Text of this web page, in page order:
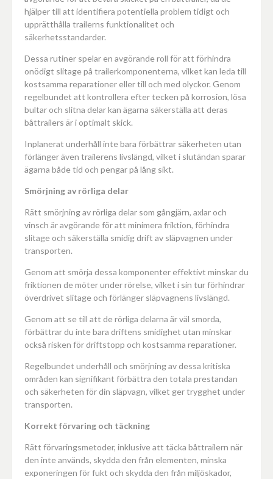
hjälper till att identifiera potentiella problem tidigt och
upprätthålla trailerns funktionalitet och
säkerhetsstandarder.
Dessa rutiner spelar en avgörande roll för att förhindra
onödigt slitage på trailerkomponenterna, vilket kan leda till
kostsamma reparationer eller till och med olyckor. Genom
regelbundet att kontrollera efter tecken på korrosion, lösa
bultar och slitna delar kan ägarna säkerställa att deras
båttrailers är i optimalt skick.
Inplanerat underhåll inte bara förbättrar säkerheten utan
förlänger även trailerens livslängd, vilket i slutändan sparar
ägarna både tid och pengar på lång sikt.
Smörjning av rörliga delar
Rätt smörjning av rörliga delar som gångjärn, axlar och
vinsch är avgörande för att minimera friktion, förhindra
slitage och säkerställa smidig drift av släpvagnen under
transporten.
Genom att smörja dessa komponenter effektivt minskar du
friktionen de möter under rörelse, vilket i sin tur förhindrar
överdrivet slitage och förlänger släpvagnens livslängd.
Genom att se till att de rörliga delarna är väl smorda,
förbättrar du inte bara driftens smidighet utan minskar
också risken för driftstopp och kostsamma reparationer.
Regelbundet underhåll och smörjning av dessa kritiska
områden kan signifikant förbättra den totala prestandan
och säkerheten för din släpvagn, vilket ger trygghet under
transporten.
Korrekt förvaring och täckning
Rätt förvaringsmetoder, inklusive att täcka båttrailern när
den inte används, skydda den från elementen, minska
exponeringen för fukt och skydda den från miljöskador,